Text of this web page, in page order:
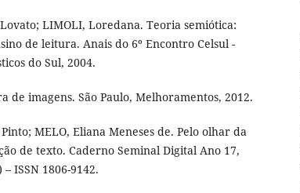
LIMOLI, Loredana. Teoria semiótica:
de leitura. Anais do 6º Encontro Celsul -
do Sul, 2004.
de imagens. São Paulo, Melhoramentos, 2012.
MELO, Eliana Meneses de. Pelo olhar da
de texto. Caderno Seminal Digital Ano 17,
– ISSN 1806-9142.